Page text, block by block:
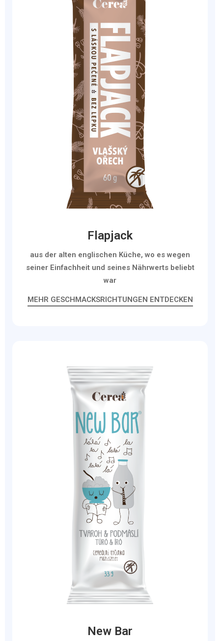
Flapjack
aus der alten englischen Küche, wo es wegen
seiner Einfachheit und seines Nährwerts beliebt
war
MEHR GESCHMACKSRICHTUNGEN ENTDECKEN
New Bar